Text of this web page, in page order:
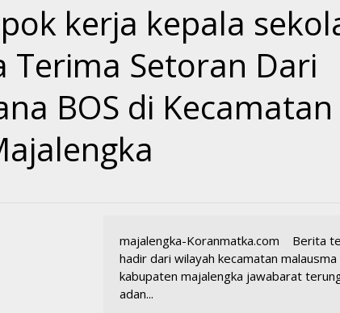
kerja kepala
Terima Setoran Dari
BOS di Kecamatan
majalengka-Koranmatka.com Berita
hadir dari wilayah kecamatan malausma
kabupaten majalengka jawabarat
adan...